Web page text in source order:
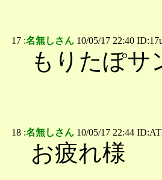
17 :名無しさん 10/05/17 22:40
もりたぽサ
18 :名無しさん 10/05/17 22:44
お疲れ様